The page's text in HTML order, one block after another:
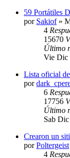
59 Portátiles
por Sakiof»
4
15670
Último
Vie Dic
Lista oficial
por
6
17756
Último
Sab
Crearon un
porPoltergeist
4